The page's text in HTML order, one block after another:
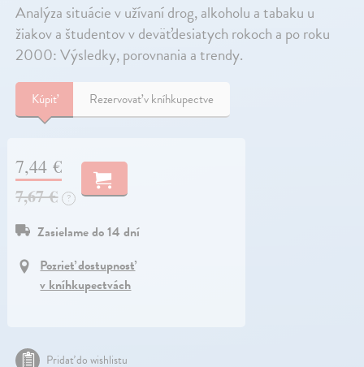
Analýza situácie v užívaní drog, alkoholu a tabaku u
žiakov a študentov v deväťdesiatych rokoch a po roku
2000: Výsledky, porovnania a trendy.
Kúpiť Rezervovať v kníhkupectve
7,44 €
7,67 €
?
Zasielame do 14 dní
Pozrieť dostupnosť
v kníhkupectvách
Pridať do wishlistu